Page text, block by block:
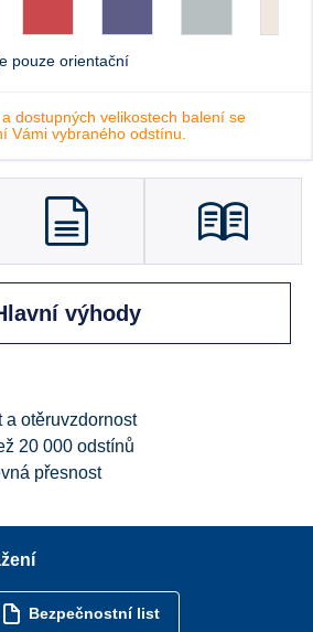
pouze orientační
dostupných velikostech balení se
Vámi vybraného odstínu.
výhody
a otěruvzdornost
20 000 odstínů
přesnost
Bezpečnostní list